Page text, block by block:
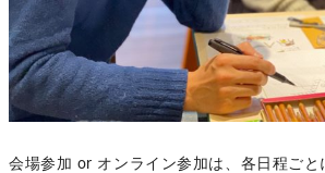
会場参加 or オンライン参加は、各日程ごと